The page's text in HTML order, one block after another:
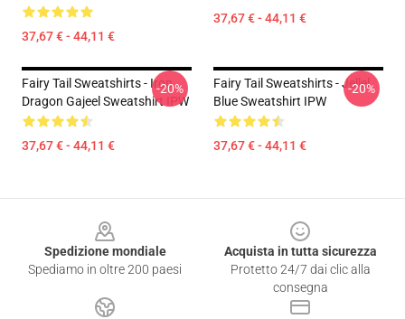
37,67 € - 44,11 €
37,67 € - 44,11 €
Fairy Tail Sweatshirts - Iron
Dragon Gajeel Sweatshirt IPW
37,67 € - 44,11 €
-20%
Fairy Tail Sweatshirts - Jellel
Blue Sweatshirt IPW
37,67 € - 44,11 €
-20%
Spedizione mondiale
Spediamo in oltre 200 paesi
Acquista in tutta sicurezza
Protetto 24/7 dai clic alla
consegna